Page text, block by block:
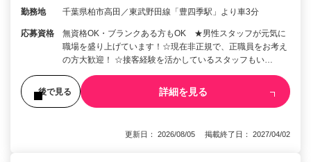
勤務地 千葉県柏市高田／東武野田線「豊四季駅」より車3分
応募資格
無資格OK・ブランクある方もOK ★男性スタッフが元気に
職場を盛り上げています！☆現在非正規で、正職員をお考え
の方大歓迎！ ☆接客経験を活かしているスタッフもい…
後で見る 詳細を見る
更新日： 2026/08/05 掲載終了日： 2027/04/02